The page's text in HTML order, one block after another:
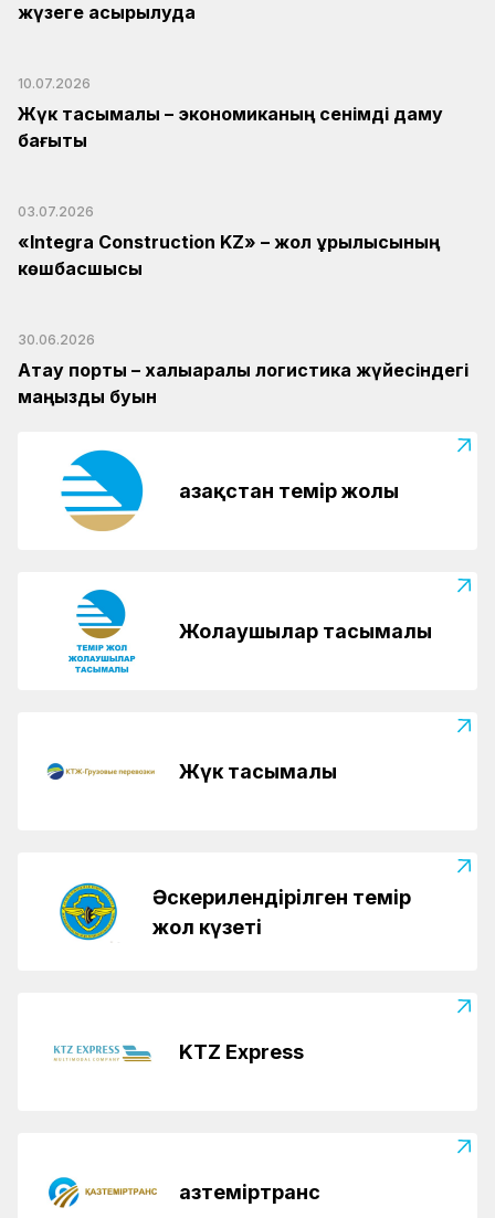
жүзеге асырылуда
10.07.2026
Жүк тасымалы – экономиканың сенімді даму
бағыты
03.07.2026
«Integra Construction KZ» – жол құрылысының
көшбасшысы
30.06.2026
Ақтау порты – халықаралық логистика жүйесіндегі
маңызды буын
Қазақстан темір жолы
Жолаушылар тасымалы
Жүк тасымалы
Әскерилендірілген темір
жол күзеті
KTZ Express
Қазтеміртранс